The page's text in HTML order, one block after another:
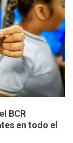
BCR
en todo el